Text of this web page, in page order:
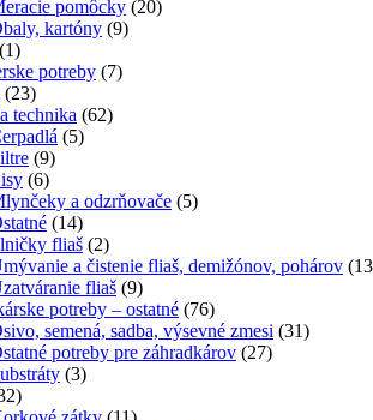
pomôcky (20)
kartóny (9)
(1)
potreby (7)
(23)
technika (62)
(5)
(9)
(6)
a odzrňovače (5)
(14)
fliaš (2)
a čistenie fliaš, demižónov, pohárov
fliaš (9)
potreby – ostatné (76)
semená, sadba, výsevné zmesi (31)
potreby pre záhradkárov (27)
(3)